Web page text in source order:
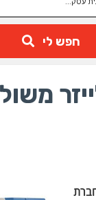
חפש לי